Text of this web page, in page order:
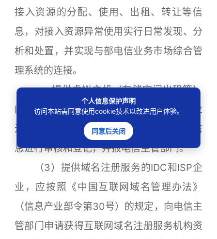
接入资源的分配、使用、出租、转让等信
息，对接入资源异常使用实行日常发现、分
析和处置，并实现与部电信业务市场综合管
理系统的连接。
----提供虚拟主机（存储空间出租等）
的IDC企业要建立相应的制度，对在本企业
进行主机托管并提供虚拟主机服务的客户信
息进行审核和登记，并报电信主管部门。
（3）提供域名注册服务的IDC和ISP企
业，应按照《中国互联网域名管理办法》
（信息产业部令第30号）的规定，向电信主
管部门申请获得互联网域名注册服务机构资
个人信息保护声明
访问本站需同意使用cookie技术以改进用户体验。
同意后关闭